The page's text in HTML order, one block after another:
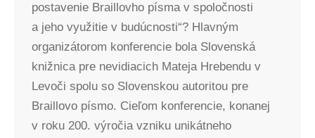
postavenie Braillovho písma v spoločnosti
a jeho využitie v budúcnosti“? Hlavným
organizátorom konferencie bola Slovenská
knižnica pre nevidiacich Mateja Hrebendu v
Levoči spolu so Slovenskou autoritou pre
Braillovo písmo. Cieľom konferencie, konanej
v roku 200. výročia vzniku unikátneho